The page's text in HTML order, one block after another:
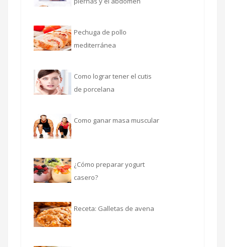
Pechuga de pollo
mediterránea
Como lograr tener el cutis
de porcelana
Como ganar masa muscular
¿Cómo preparar yogurt
casero?
Receta: Galletas de avena